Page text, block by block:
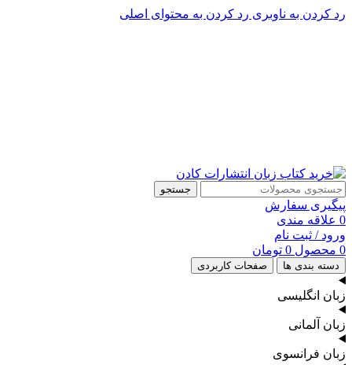
رد کردن به ناوبری رد کردن به محتوای اصلی
جستجو
پیگیری سفارش
0 علاقه مندی
ورود / ثبت نام
0 محصول 0 تومان
دسته بندی ها صفحات کاربردی
زبان انگلیسی
زبان آلمانی
زبان فرانسوی